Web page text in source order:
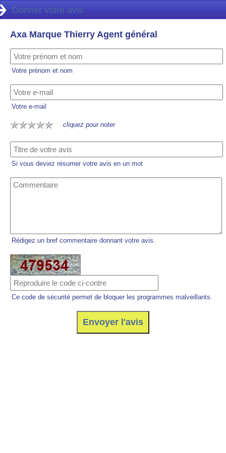
Donner votre avis
Axa Marque Thierry Agent général
Votre prénom et nom
Votre e-mail
cliquez pour noter
Si vous deviez résumer votre avis en un mot
Rédigez un bref commentaire donnant votre avis.
Ce code de sécurité permet de bloquer les programmes malveillants.